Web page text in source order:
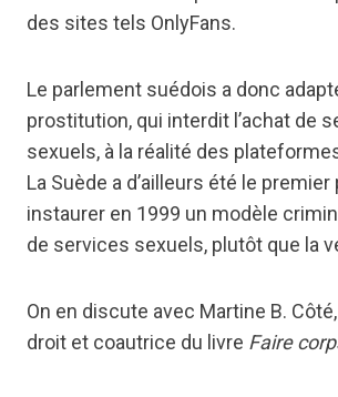
des sites tels OnlyFans.
Le parlement suédois a donc
prostitution, qui interdit l’achat de
sexuels, à la réalité des
La Suède a d’ailleurs été le premier
instaurer en 1999 un modèle
de services sexuels, plutôt que la
On en discute avec Martine B.
droit et coautrice du livre Faire